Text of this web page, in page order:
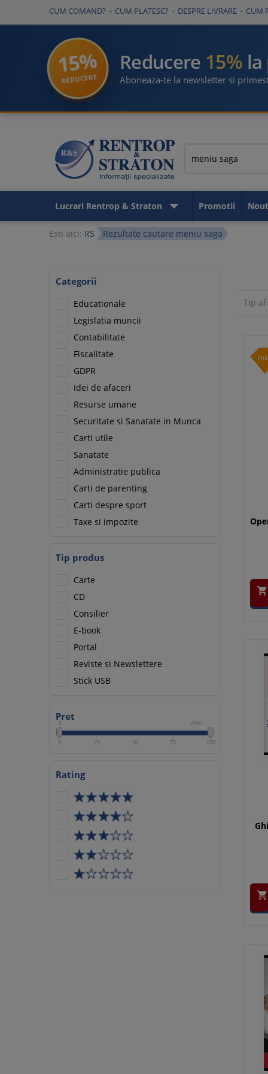
CUM COMAND? CUM PLATESC? DESPRE LIVRARE CUM
15%
REDUCERE
Reducere 15%
Aboneaza-te la newsletter si
Lucrari Rentrop & Straton Promotii
Esti aici: RS Rezultate cautare meniu saga
Categorii
Educationale
Legislatia muncii
Contabilitate
Fiscalitate
GDPR
Idei de afaceri
Resurse umane
Securitate si Sanatate in Munca
Carti utile
Sanatate
Administratie publica
Carti de parenting
Carti despre sport
Taxe si impozite
Tip produs
Carte
CD
Consilier
E-book
Portal
Reviste si Newslettere
Stick USB
Pret
0 2500
0 25 50 75 100
Rating
Tip

